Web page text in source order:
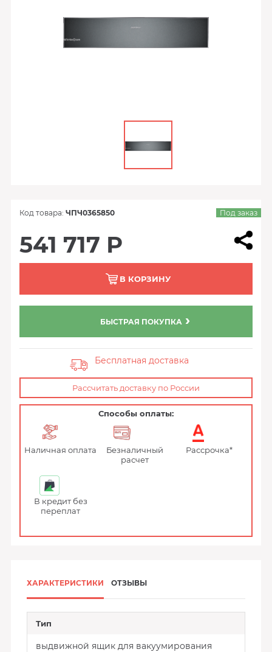
Код товара: ЧПЧ0365850 Под заказ
541 717 Р
В КОРЗИНУ
БЫСТРАЯ ПОКУПКА
Бесплатная доставка
Рассчитать доставку по России
Способы оплаты:
Наличная оплата
Безналичный
расчет
Рассрочка*
В кредит без
переплат
ХАРАКТЕРИСТИКИ ОТЗЫВЫ
Тип
выдвижной ящик для вакуумирования